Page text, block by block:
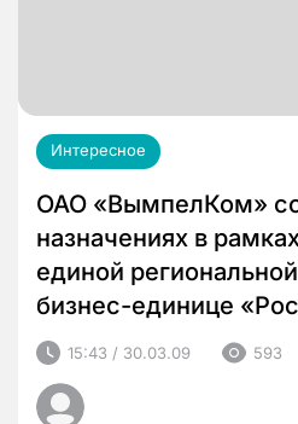
Интересное
ОАО «ВымпелКом»
назначениях в
единой
бизнес-единице
15:43 / 30.03.09 593